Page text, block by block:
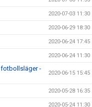
2020-07-03 11:30
2020-06-29 18:30
2020-06-24 17:45
2020-06-24 11:30
fotbollsläger -
2020-06-15 15:45
2020-05-28 16:35
2020-05-24 11:30